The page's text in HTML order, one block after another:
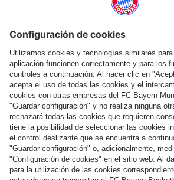
MÁS TROFEOS PARA LA COLECCIÓN